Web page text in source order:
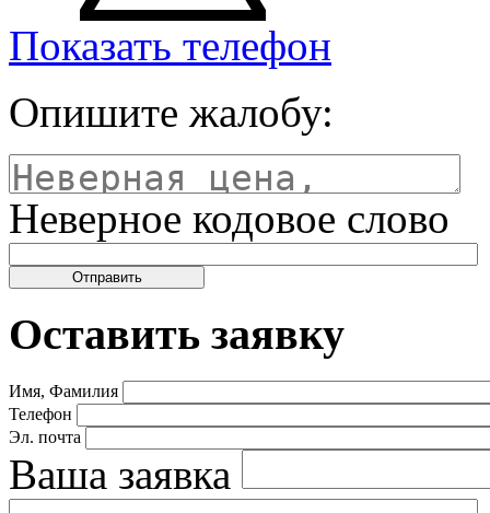
Показать телефон
Опишите жалобу:
Неверное кодовое слово
Оставить заявку
Имя, Фамилия
Телефон
Эл. почта
Ваша заявка